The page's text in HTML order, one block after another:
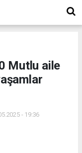
Mutlu aile
- 19:36